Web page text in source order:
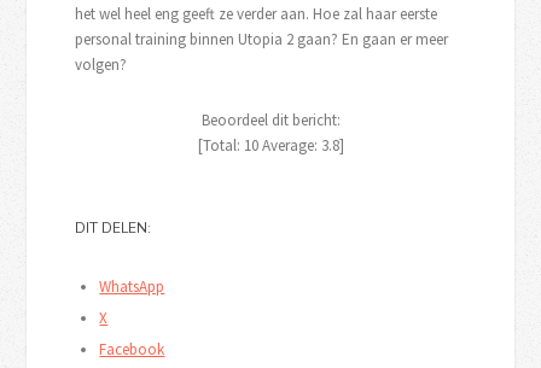
het wel heel eng geeft ze verder aan. Hoe zal haar eerste
personal training binnen Utopia 2 gaan? En gaan er meer
volgen?
Beoordeel dit bericht:
[Total: 10Average: 3.8]
DIT DELEN:
WhatsApp
X
Facebook